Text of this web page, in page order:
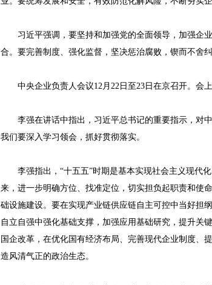
习近平强调，要坚持和加强党的全面领导，加强企
合。要完善制度、强化监督，坚决惩治腐败，锲而不舍
中央企业负责人会议12月22日至23日在京召开。会
李强在讲话中指出，习近平总书记的重要指示，对
我们要深入学习领会，抓好贯彻落实。
李强指出，“十五五”时期是基本实现社会主义现代
来，进一步明确方位、找准定位，切实担负起职责和使
础设施建设。要在实现产业链供应链自主可控中当好担
自立自强中强化基础支撑，加强应用基础研究，提升关
国企改革，在优化国有经济布局、完善现代企业制度、
造风清气正的政治生态。